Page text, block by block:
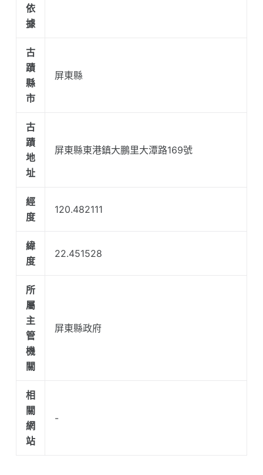
依
據
古
蹟
縣
市
屏東縣
古
蹟
地
址
屏東縣東港鎮大鵬里大潭路169號
經
度
120.482111
緯
度
22.451528
所
屬
主
管
機
關
屏東縣政府
相
關
網
站
-